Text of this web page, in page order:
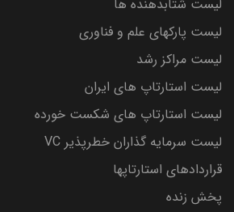
لیست شتابدهنده ها
لیست پارکهای علم و فناوری
لیست مراکز رشد
لیست استارتاپ های ایران
لیست استارتاپ های شکست خورده
لیست سرمایه گذاران خطرپذیر VC
قراردادهای استارتاپها
پخش زنده